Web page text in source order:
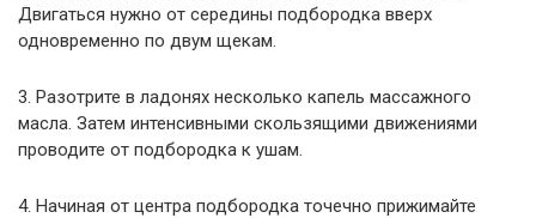
Двигаться нужно от середины подбородка вверх
одновременно по двум щекам.
3. Разотрите в ладонях несколько капель массажного
масла. Затем интенсивными скользящими движениями
проводите от подбородка к ушам.
4. Начиная от центра подбородка точечно прижимайте